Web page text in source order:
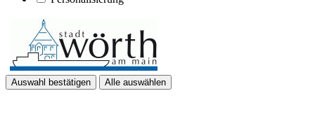
Auswahl bestätigen Alle auswählen